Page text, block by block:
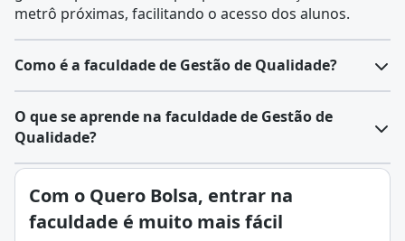
metrô próximas, facilitando o acesso dos alunos.
Como é a faculdade de Gestão de Qualidade?
O que se aprende na faculdade de Gestão de
Qualidade?
Com o Quero Bolsa, entrar na
faculdade é muito mais fácil